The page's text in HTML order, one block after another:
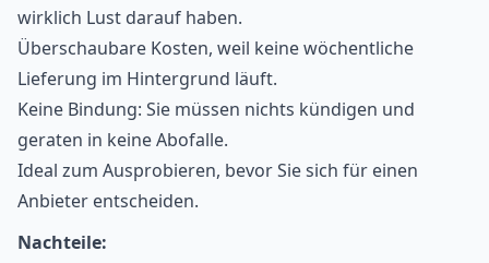
wirklich Lust darauf haben.
Überschaubare Kosten, weil keine wöchentliche
Lieferung im Hintergrund läuft.
Keine Bindung: Sie müssen nichts kündigen und
geraten in keine Abofalle.
Ideal zum Ausprobieren, bevor Sie sich für einen
Anbieter entscheiden.
Nachteile: